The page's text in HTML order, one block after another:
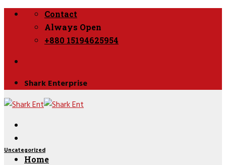
Skip
Contact
Always Open
+880 15194625954
Shark Enterprise
Home
Uncategorized